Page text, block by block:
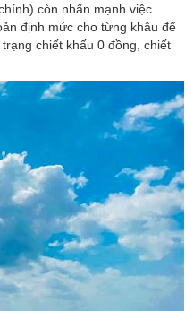
còn nhấn mạnh việc
định mức cho từng khâu để
chiết khấu 0 đồng, chiết